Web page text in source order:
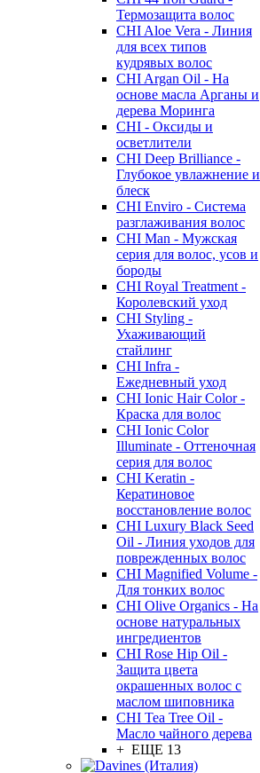
Термозащита волос
CHI Aloe Vera - Линия
для всех типов
кудрявых волос
CHI Argan Oil - На
основе масла Арганы и
дерева Моринга
CHI - Оксиды и
осветлители
CHI Deep Brilliance -
Глубокое увлажнение и
блеск
CHI Enviro - Система
разглаживания волос
CHI Man - Мужская
серия для волос, усов и
бороды
CHI Royal Treatment -
Королевский уход
CHI Styling -
Ухаживающий
стайлинг
CHI Infra -
Ежедневный уход
CHI Ionic Hair Color -
Краска для волос
CHI Ionic Color
Illuminate - Оттеночная
серия для волос
CHI Keratin -
Кератиновое
восстановление волос
CHI Luxury Black Seed
Oil - Линия уходов для
поврежденных волос
CHI Magnified Volume -
Для тонких волос
CHI Olive Organics - На
основе натуральных
ингредиентов
CHI Rose Hip Oil -
Защита цвета
окрашенных волос с
маслом шиповника
CHI Tea Tree Oil -
Масло чайного дерева
+ ЕЩЕ 13